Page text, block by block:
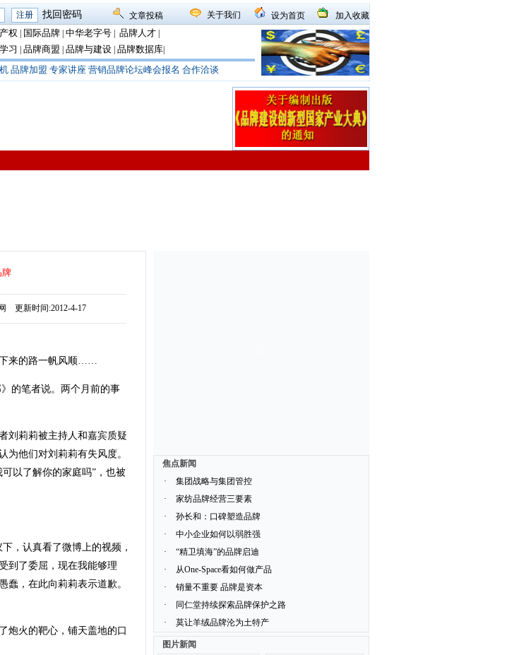
找回密码 文章投稿 关于我们 设为首页 加入收藏
权 国际品牌 中华老字号 品牌人才
习 品牌商盟 品牌与建设 品牌数据库
品牌加盟 专家讲座 营销品牌论坛峰会报名 合作洽谈
牌
更新时间:2012-4-17
来的路一帆风顺……
的笔者说。两个月前的事
莉莉被主持人和嘉宾质疑
为他们对刘莉莉有失风度。
以了解你的家庭吗”，也被
，认真看了微博上的视频，
到了委屈，现在我能够理
蠢，在此向莉莉表示道歉。
火的靶心，铺天盖地的口
焦点新闻
·
集团战略与集团管控
·
家纺品牌经营三要素
·
孙长和：口碑塑造品牌
·
中小企业如何以弱胜强
·
“精卫填海”的品牌启迪
·
从One-Space看如何做产品
·
销量不重要 品牌是资本
·
同仁堂持续探索品牌保护之路
·
莫让羊绒品牌沦为土特产
图片新闻